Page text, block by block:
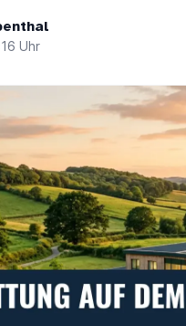
Uhr